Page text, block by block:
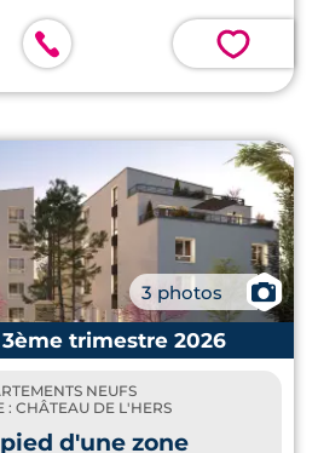
💗
3 photos
📷
trimestre 2026
NEUFS
: CHÂTEAU DE L'HERS
d'une zone